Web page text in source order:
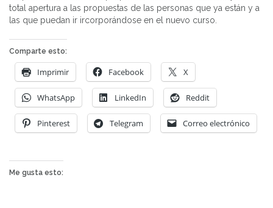
total apertura a las propuestas de las personas que ya están y a
las que puedan ir ircorporándose en el nuevo curso.
Comparte esto:
Imprimir Facebook X
WhatsApp LinkedIn Reddit
Pinterest Telegram Correo electrónico
Me gusta esto: